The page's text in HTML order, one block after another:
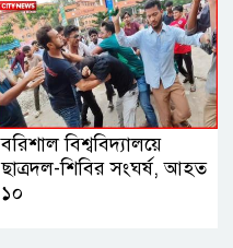
বরিশাল বিশ্ববিদ্যালয়ে
ছাত্রদল-শিবির সংঘর্ষ, আহত
১০